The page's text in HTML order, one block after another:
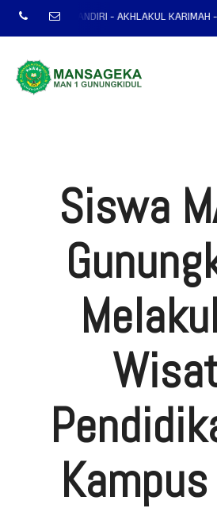
- MANDIRI - AKHLAKUL KARIMAH -
Siswa